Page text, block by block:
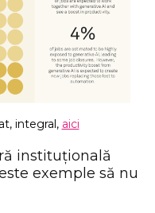
integral, aici
instituțională
exemple să nu